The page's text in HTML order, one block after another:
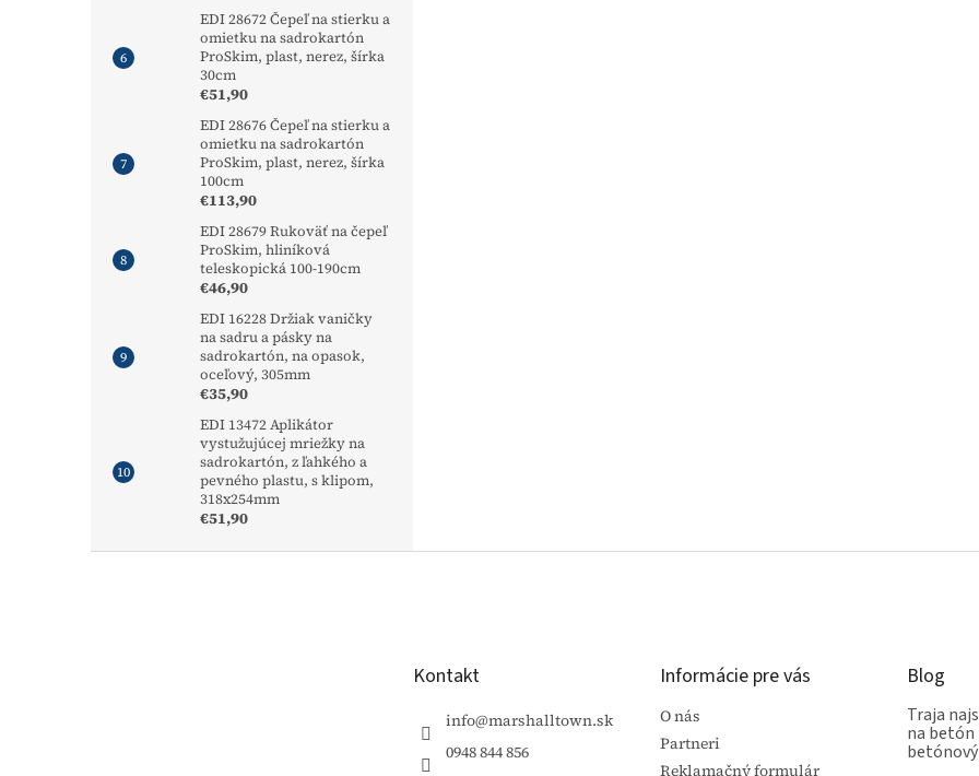
EDI 28672 Čepeľ na stierku a
omietku na sadrokartón
ProSkim, plast, nerez, šírka
30cm
€51,90
EDI 28676 Čepeľ na stierku a
omietku na sadrokartón
ProSkim, plast, nerez, šírka
100cm
€113,90
EDI 28679 Rukoväť na čepeľ
ProSkim, hliníková
teleskopická 100-190cm
€46,90
EDI 16228 Držiak vaničky
na sadru a pásky na
sadrokartón, na opasok,
oceľový, 305mm
€35,90
EDI 13472 Aplikátor
vystužujúcej mriežky na
sadrokartón, z ľahkého a
pevného plastu, s klipom,
318x254mm
€51,90
Kontakt
info@marshalltown.sk
0948 844 856
Informácie pre vás
O nás
Partneri
Reklamačný formulár
Blog
Traja
na betón